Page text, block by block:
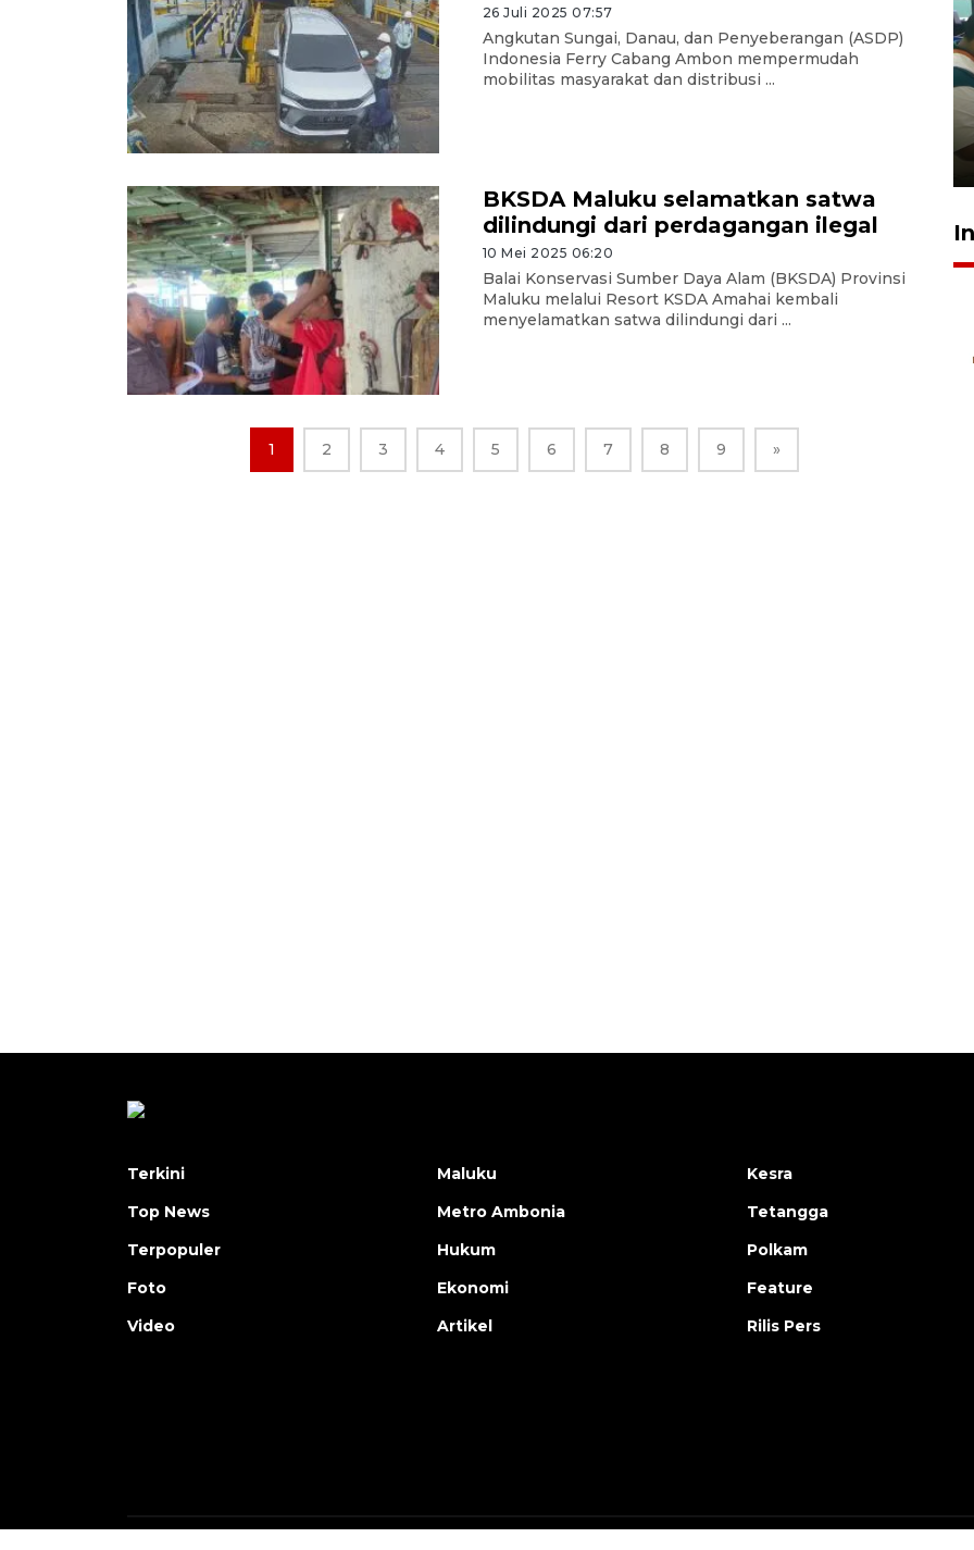
26 Juli 2025 07:57
Angkutan Sungai, Danau, dan Penyeberangan (ASDP)
Indonesia Ferry Cabang Ambon mempermudah
mobilitas masyarakat dan distribusi ...
BKSDA Maluku selamatkan satwa
dilindungi dari perdagangan ilegal
10 Mei 2025 06:20
Balai Konservasi Sumber Daya Alam (BKSDA) Provinsi
Maluku melalui Resort KSDA Amahai kembali
menyelamatkan satwa dilindungi dari ...
1 2 3 4 5 6 7 8 9 »
Ambon ajak semua pihak buka
Terkini
Top News
Terpopuler
Foto
Video
Maluku
Metro Ambonia
Hukum
Ekonomi
Artikel
Kesra
Tetangga
Polkam
Feature
Rilis Pers